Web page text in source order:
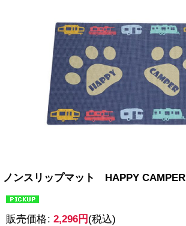
ノンスリップマット HAPPY CAMPER
販売価格: 2,296円 (税込)